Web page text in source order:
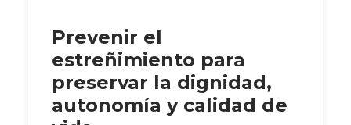
Prevenir el
estreñimiento para
preservar la dignidad,
autonomía y calidad de